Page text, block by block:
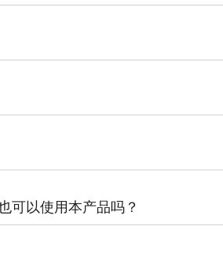
可以使用本产品吗？